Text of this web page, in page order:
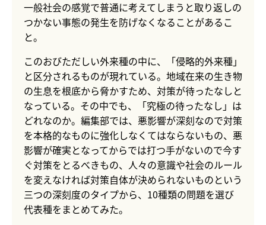
一般社会の感覚で普通に考えてしまうと取り返しの
つかない事態の発生を防げなくなることがあるこ
と。
このおびただしい外来種の中に、「侵略的外来種」
と区分されるものが現れている。地域在来の生き物
の生息を根底から脅かすため、対策が待ったなしと
なっている。その中でも、「究極の待ったなし」は
どれなのか。編集部では、悪影響が深刻なので対策
を本格的なものに強化しなくてはならないもの、悪
影響が確実となってからでは打つ手がないので今す
ぐ対策をとるべきもの、人々の意識や社会のルール
を変えなければ対策自体が決められないものという
三つの深刻度のタイプから、10種類の問題を選び
代表種をまとめてみた。